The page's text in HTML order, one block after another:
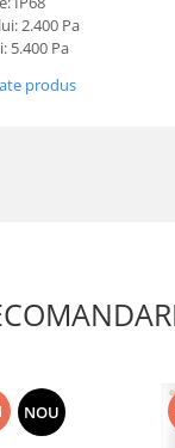
2.400 Pa
5.400 Pa
produs
NOU